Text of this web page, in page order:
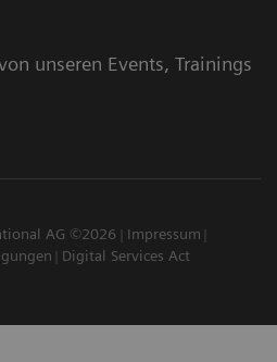
unseren Events, Trainings
AG ©2026
Impressum
Digital Services Act